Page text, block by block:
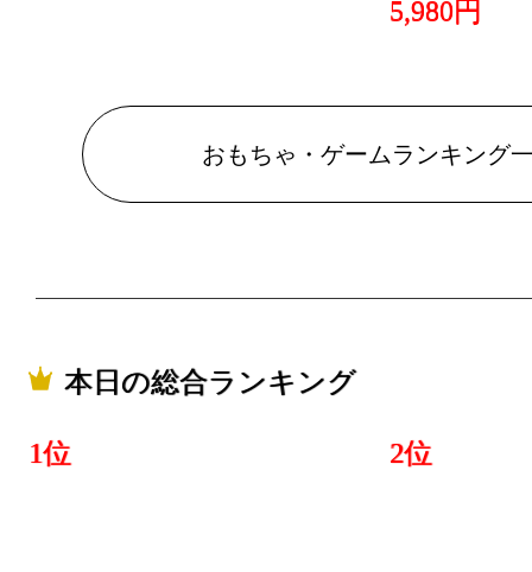
5,980円
おもちゃ・ゲームランキング
本日の総合ランキング
1位 2位